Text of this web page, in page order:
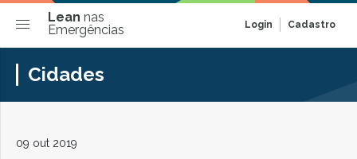
Lean nas
Emergências
Login Cadastro
Cidades
09 out 2019